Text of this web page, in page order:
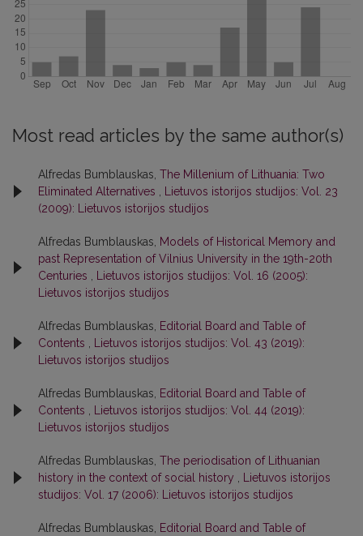
Most read articles by the same author(s)
Alfredas Bumblauskas, The Millenium of Lithuania: Two
Eliminated Alternatives
Lietuvos istorijos studijos: Vol. 23
(2009): Lietuvos istorijos studijos
Alfredas Bumblauskas,
Models of Historical Memory and
past Representation of Vilnius University in the 19th-20th
Centuries
Lietuvos istorijos studijos: Vol. 16 (2005):
Lietuvos istorijos studijos
Alfredas Bumblauskas,
Editorial Board and Table of
Contents
Lietuvos istorijos studijos: Vol. 43 (2019):
Lietuvos istorijos studijos
Alfredas Bumblauskas,
Editorial Board and Table of
Contents
Lietuvos istorijos studijos: Vol. 44 (2019):
Lietuvos istorijos studijos
Alfredas Bumblauskas, The periodisation of Lithuanian
history in the context of social history
Lietuvos istorijos
studijos: Vol. 17 (2006): Lietuvos istorijos studijos
Alfredas Bumblauskas,
Editorial Board and Table of